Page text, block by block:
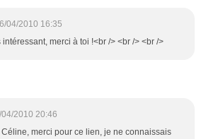
04/2010 16:35
intéressant, merci à toi !<br /> <br /> <br />
04/2010 20:46
merci pour ce lien, je ne connaissais